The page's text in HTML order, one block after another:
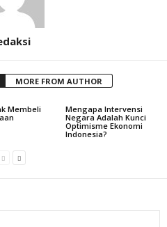
MORE FROM AUTHOR
Membeli
Mengapa Intervensi
Negara Adalah Kunci
Optimisme Ekonomi
Indonesia?